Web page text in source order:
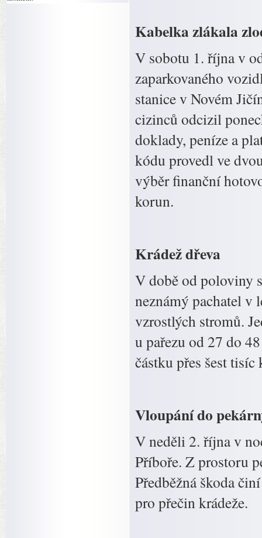
Kabelka zlákala
V sobotu 1. října v
zaparkovaného
stanice v Novém
cizinců odcizil
doklady, peníze a
kódu provedl ve
výběr finanční
korun.
Krádež dřeva
V době od poloviny
neznámý pachatel
vzrostlých stromů.
u pařezu od 27 do
částku přes šest tisíc
Vloupání do
V neděli 2. října v
Příboře. Z prostoru
Předběžná škoda
pro přečin krádeže.